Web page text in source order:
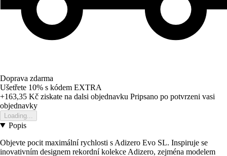
Doprava zdarma
Ušetřete 10% s kódem EXTRA
+163,35 Kč ziskate na dalsi objednavku Pripsano po potvrzeni vasi
objednavky
Loading...
Popis
Objevte pocit maximální rychlosti s Adizero Evo SL. Inspiruje se
inovativním designem rekordní kolekce Adizero, zejména modelem